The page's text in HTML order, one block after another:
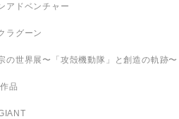
アドベンチャー
ラグーン
の世界展〜「攻殻機動隊」と創造の軌跡〜
品